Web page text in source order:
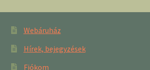
Webáruház
Hírek, bejegyzések
Fiókom